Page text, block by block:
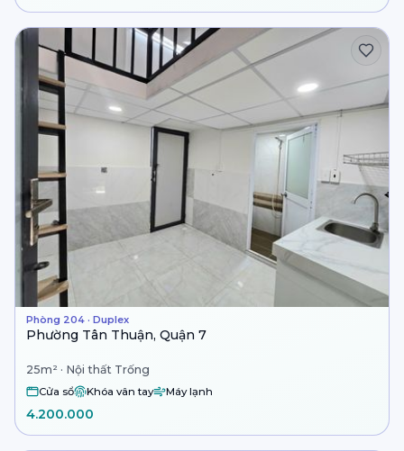
Phòng 204 · Duplex
Phường Tân Thuận, Quận 7
25m² · Nội thất Trống
Cửa sổ Khóa vân tay Máy lạnh
4.200.000